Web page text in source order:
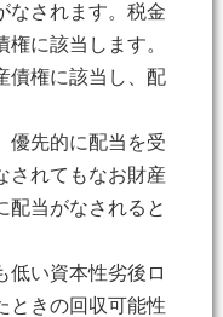
なされます。税金
に該当します。
債権に該当し、配
先的に配当を受
されてもなお財産
配当がなされると
い資本性劣後ロ
ときの回収可能性